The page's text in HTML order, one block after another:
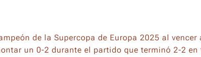
de la Supercopa de Europa 2025 al vencer
un 0-2 durante el partido que terminó 2-2 en